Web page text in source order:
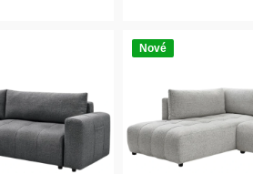
Nové